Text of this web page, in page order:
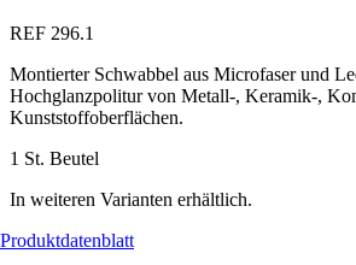
REF 296.1
Montierter Schwabbel aus Microfaser und
Hochglanzpolitur von Metall-, Keramik-,
Kunststoffoberflächen.
1 St. Beutel
In weiteren Varianten erhältlich.
Produktdatenblatt